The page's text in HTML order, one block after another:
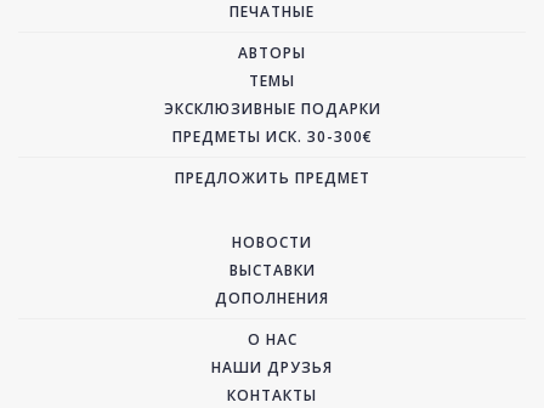
ПЕЧАТНЫЕ
АВТОРЫ
ТЕМЫ
ЭКСКЛЮЗИВНЫЕ ПОДАРКИ
ПРЕДМЕТЫ ИСК. 30-300€
ПРЕДЛОЖИТЬ ПРЕДМЕТ
НОВОСТИ
ВЫСТАВКИ
ДОПОЛНЕНИЯ
О НАС
НАШИ ДРУЗЬЯ
КОНТАКТЫ